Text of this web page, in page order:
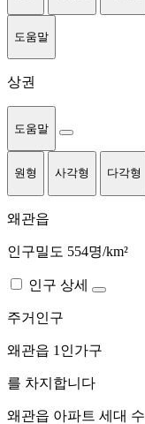
도움말
상권
도움말
원형 사각형 다각형
왜관읍
인구밀도 554명/km²
인구 상세
주거인구
왜관읍 1인가구
를 차지합니다
왜관읍 아파트 세대 수